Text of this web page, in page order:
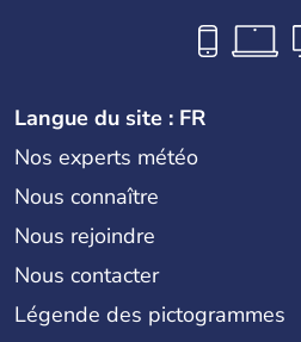
Langue du site : FR
Nos experts météo
Nous connaître
Nous rejoindre
Nous contacter
Légende des pictogrammes